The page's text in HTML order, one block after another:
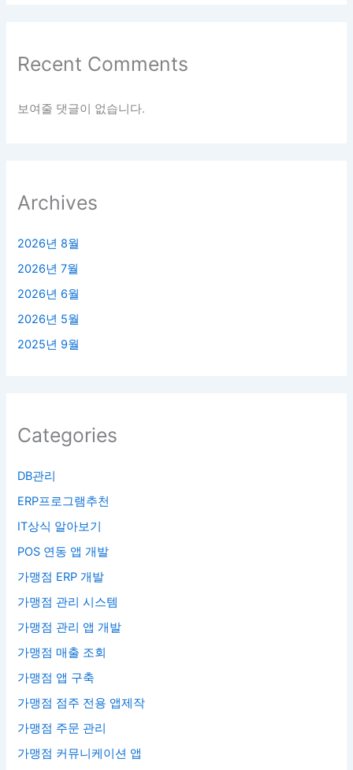
Recent Comments
보여줄 댓글이 없습니다.
Archives
2026년 8월
2026년 7월
2026년 6월
2026년 5월
2025년 9월
Categories
DB관리
ERP프로그램추천
IT상식 알아보기
POS 연동 앱 개발
가맹점 ERP 개발
가맹점 관리 시스템
가맹점 관리 앱 개발
가맹점 매출 조회
가맹점 앱 구축
가맹점 점주 전용 앱제작
가맹점 주문 관리
가맹점 커뮤니케이션 앱